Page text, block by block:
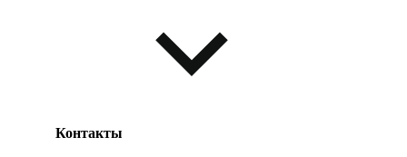
Таблица размеров
Контакты